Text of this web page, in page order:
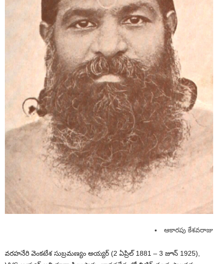
ఆకారపు కేశవరాజు
వరహనేరి వెంకటేశ సుబ్రమణ్యం అయ్యర్ (2 ఏప్రిల్ 1881 – 3 జూన్ 1925),